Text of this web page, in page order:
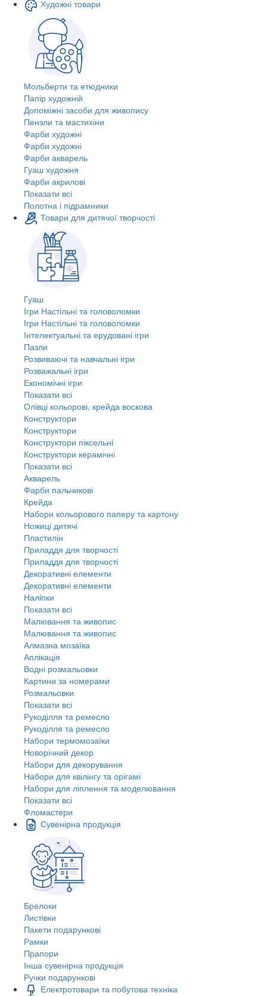
Художні товари
Мольберти та етюдники
Папір художній
Допоміжні засоби для живопису
Пензли та мастихіни
Фарби художні
Фарби художні
Фарби акварель
Гуаш художня
Фарби акрилові
Показати всі
Полотна і підрамники
Товари для дитячої творчості
Гуаш
Ігри Настільні та головоломки
Ігри Настільні та головоломки
Інтелектуальні та ерудовані ігри
Пазли
Розвиваючі та навчальні ігри
Розважальні ігри
Економічні ігри
Показати всі
Олівці кольорові, крейда воскова
Конструктори
Конструктори
Конструктори піксельні
Конструктори керамічні
Показати всі
Акварель
Фарби пальчикові
Крейда
Набори кольорового паперу та картону
Ножиці дитячі
Пластилін
Приладдя для творчості
Приладдя для творчості
Декоративні елементи
Декоративні елементи
Налiпки
Показати всі
Малювання та живопис
Малювання та живопис
Алмазна мозаїка
Аплікація
Водні розмальовки
Картини за номерами
Розмальовки
Показати всі
Рукоділля та ремесло
Рукоділля та ремесло
Набори термомозаїки
Новорічний декор
Набори для декорування
Набори для квілінгу та орігамі
Набори для ліплення та моделювання
Показати всі
Фломастери
Сувенірна продукція
Брелоки
Листівки
Пакети подарункові
Рамки
Прапори
Інша сувенірна продукція
Ручки подарункові
Електротовари та побутова техніка